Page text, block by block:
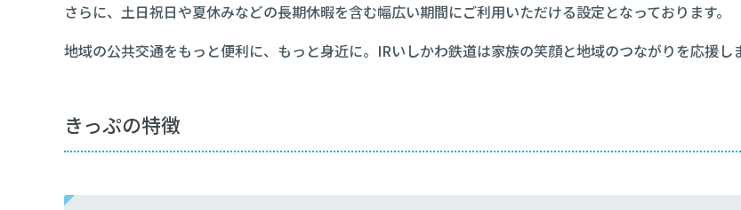
さらに、土日祝日や夏休みなどの長期休暇を含む幅広い期間にご利用いただける設定となっております。
地域の公共交通をもっと便利に、もっと身近に。IRいしかわ鉄道は家族の笑顔と地域のつながりを応援し
きっぷの特徴